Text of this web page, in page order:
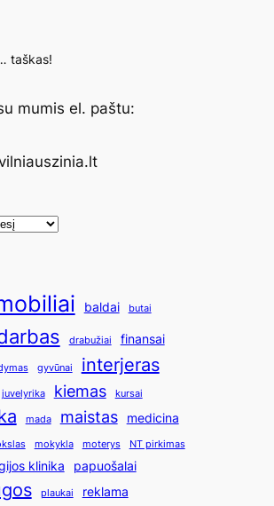
taškas!
mumis el. paštu:
baldai butai
drabužiai finansai
gyvūnai interjeras
juvelyrika kiemas kursai
mada maistas medicina
mokykla moterys NT pirkimas
klinika papuošalai
plaukai reklama